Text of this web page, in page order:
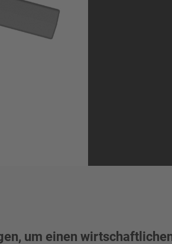
um einen